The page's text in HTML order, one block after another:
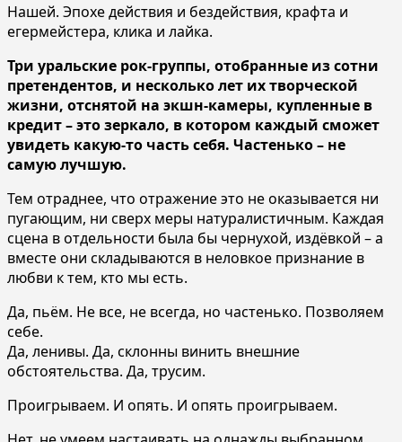
Нашей. Эпохе действия и бездействия, крафта и
егермейстера, клика и лайка.
Три уральские рок-группы, отобранные из сотни
претендентов, и несколько лет их творческой
жизни, отснятой на экшн-камеры, купленные в
кредит – это зеркало, в котором каждый сможет
увидеть какую-то часть себя. Частенько – не
самую лучшую.
Тем отраднее, что отражение это не оказывается ни
пугающим, ни сверх меры натуралистичным. Каждая
сцена в отдельности была бы чернухой, издёвкой – а
вместе они складываются в неловкое признание в
любви к тем, кто мы есть.
Да, пьём. Не все, не всегда, но частенько. Позволяем
себе.
Да, ленивы. Да, склонны винить внешние
обстоятельства. Да, трусим.
Проигрываем. И опять. И опять проигрываем.